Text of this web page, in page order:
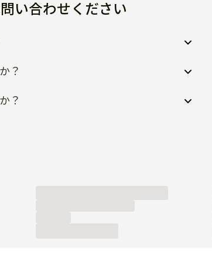
い合わせください
？
？